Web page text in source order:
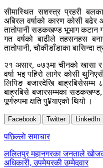
सीमास्थित सशस्त्र प्रहरी
अबिरल वर्षाको कारण कोसी बढेर
तातोपानी सडकखण्ड भूभाग कटान
गत वर्षको बाढीले तहसनहस
तातोपानी, चौकीडाँडाका
२१ असार, ०७३मा चीनको खासा
वर्षा भइ पहिरो लागेर कोसी
लिपिङ बजारदेखि बाह्रबिसेसम्म
बाह्रबिसे बजारसम्मका
पूर्णरुपमा क्षति पु¥याएको थियो ।
Facebook Twitter LinkedIn
Post
navigation
पछिल्लाे समाचार
ललितपुर महानगरका जनताले
अधिकारी, उपमेयरकी उम्मेदवार